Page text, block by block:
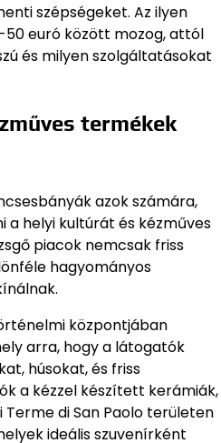
szépségeket. Az ilyen
euró között mozog, attól
és milyen szolgáltatásokat
termékek
azok számára,
a helyi kultúrát és kézműves
piacok nemcsak friss
hagyományos
központjában
arra, hogy a látogatók
húsokat, és friss
a kézzel készített kerámiák,
di San Paolo területen
ideális szuvenírként